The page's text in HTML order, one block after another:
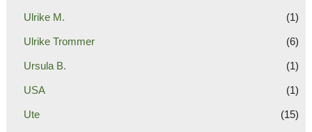
Ulrike M. (1)
Ulrike Trommer (6)
Ursula B. (1)
USA (1)
Ute (15)